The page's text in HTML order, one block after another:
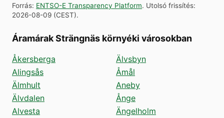
Forrás: ENTSO-E Transparency Platform. Utolsó frissítés:
2026-08-09 (CEST).
Áramárak Strängnäs környéki városokban
Åkersberga
Alingsås
Älmhult
Älvdalen
Alvesta
Älvsbyn
Åmål
Aneby
Ånge
Ängelholm